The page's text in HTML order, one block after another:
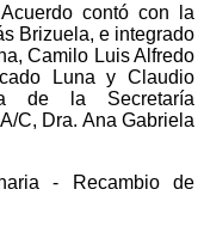
contó con la
Brizuela, e integrado
Camilo Luis Alfredo
Luna y Claudio
de la Secretaría
C, Dra. Ana Gabriela
- Recambio de